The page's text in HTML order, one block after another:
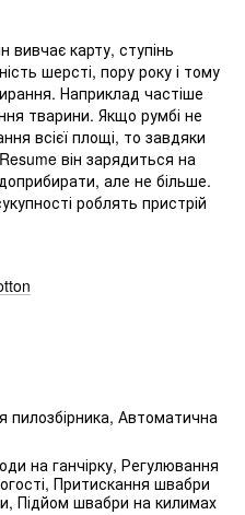
вивчає карту, ступінь
шерсті, пору року і тому
Наприклад частіше
тварини. Якщо румбі не
всієї площі, то завдяки
він зарядиться на
але не більше.
роблять пристрій
пилозбірника, Автоматична
на ганчірку, Регулювання
Притискання швабри
Підйом швабри на килимах